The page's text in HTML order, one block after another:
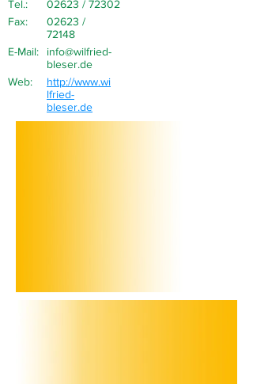
Tel.:
Fax:
E-Mail:
Web:
02623 / 72302
02623 /
72148
info@wilfried-
bleser.de
http://www.wi
lfried-
bleser.de